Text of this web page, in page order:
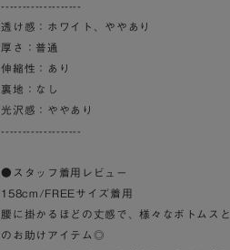
-------------------
透け感：ホワイト、ややあり
厚さ：普通
伸縮性：あり
裏地：なし
光沢感：ややあり
-------------------
●スタッフ着用レビュー
158cm/FREEサイズ着用
腰に掛かるほどの丈感で、様々なボトムス
のお助けアイテム◎